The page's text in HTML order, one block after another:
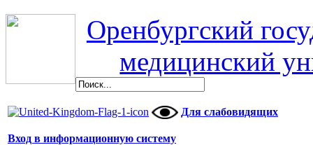
Оренбургский
медицинский
Для слабовидящих
Вход в информационную систему